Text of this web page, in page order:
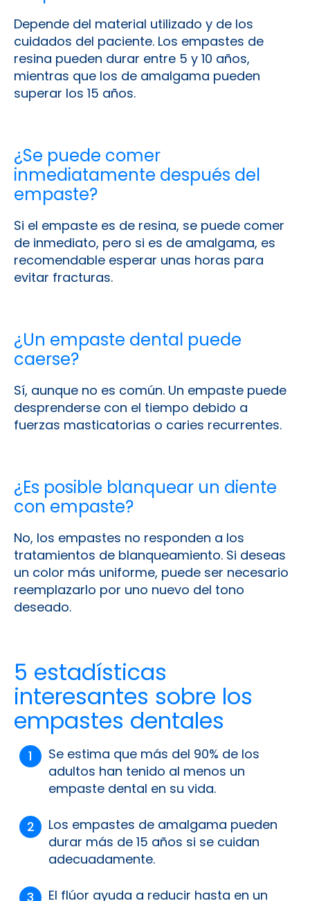
Depende del material utilizado y de los
cuidados del paciente. Los empastes de
resina pueden durar entre 5 y 10 años,
mientras que los de amalgama pueden
superar los 15 años.
¿Se puede comer
inmediatamente después del
empaste?
Si el empaste es de resina, se puede comer
de inmediato, pero si es de amalgama, es
recomendable esperar unas horas para
evitar fracturas.
¿Un empaste dental puede
caerse?
Sí, aunque no es común. Un empaste puede
desprenderse con el tiempo debido a
fuerzas masticatorias o caries recurrentes.
¿Es posible blanquear un diente
con empaste?
No, los empastes no responden a los
tratamientos de blanqueamiento. Si deseas
un color más uniforme, puede ser necesario
reemplazarlo por uno nuevo del tono
deseado.
5 estadísticas
interesantes sobre los
empastes dentales
Se estima que más del 90% de los
adultos han tenido al menos un
empaste dental en su vida.
Los empastes de amalgama pueden
durar más de 15 años si se cuidan
adecuadamente.
El flúor ayuda a reducir hasta en un